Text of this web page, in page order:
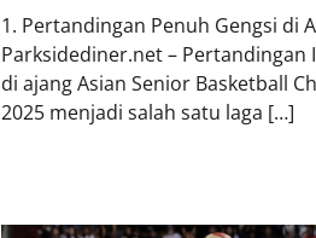
1. Pertandingan Penuh Gengsi di
Parksidediner.net – Pertandingan
di ajang Asian Senior Basketball
2025 menjadi salah satu laga […]